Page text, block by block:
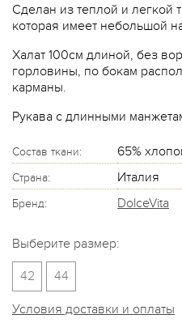
Сделан из теплой и легкой
которая имеет небольшой
Халат 100см длиной, без
горловины, по бокам
карманы.
Рукава с длинными
Состав ткани: 65%
Страна: Италия
Бренд: DolceVita
Выберите размер:
42
44
Условия доставки и оплаты